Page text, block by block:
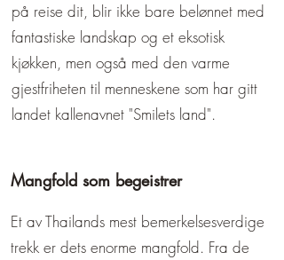
på reise dit, blir ikke bare belønnet med
fantastiske landskap og et eksotisk
kjøkken, men også med den varme
gjestfriheten til menneskene som har gitt
landet kallenavnet "Smilets land".
Mangfold som begeistrer
Et av Thailands mest bemerkelsesverdige
trekk er dets enorme mangfold. Fra de